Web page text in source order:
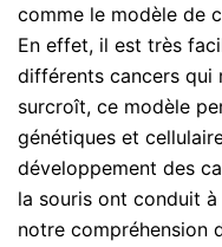
comme le modèle de
En effet, il est très
différents cancers qui
surcroît, ce modèle
génétiques et
développement des
la souris ont conduit
notre compréhension